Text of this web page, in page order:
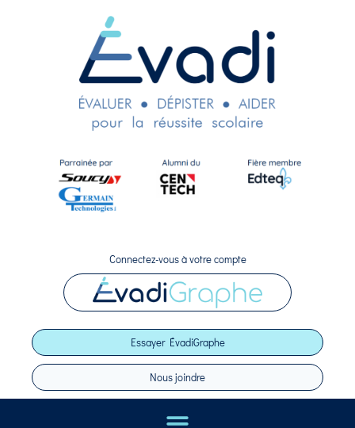
Connectez-vous à votre compte
Essayer ÉvadiGraphe
Nous joindre